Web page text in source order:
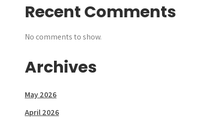
Recent Comments
No comments to show.
Archives
May 2026
April 2026